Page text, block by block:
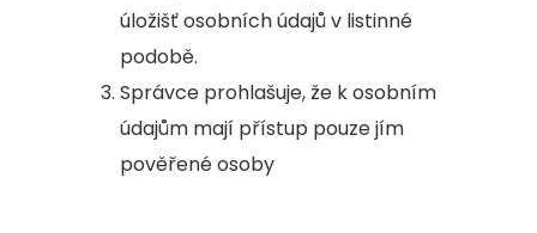
úložišť osobních údajů v listinné
podobě.
Správce prohlašuje, že k osobním
údajům mají přístup pouze jím
pověřené osoby